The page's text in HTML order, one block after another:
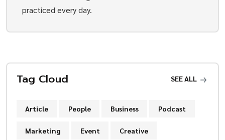
practiced every day.
Tag Cloud SEE ALL
Article People Business Podcast
Marketing Event Creative